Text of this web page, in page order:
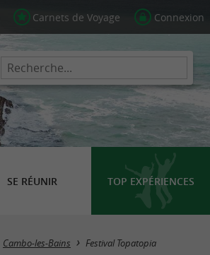
Carnets de Voyage Connexion
SE RÉUNIR TOP EXPÉRIENCES
Cambo-les-Bains Festival Topatopia